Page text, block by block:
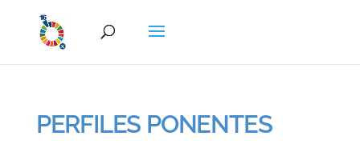
PERFILES PONENTES